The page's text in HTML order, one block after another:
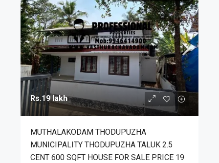
Rs.19 lakh
MUTHALAKODAM THODUPUZHA
MUNICIPALITY THODUPUZHA TALUK 2.5
CENT 600 SQFT HOUSE FOR SALE PRICE 19